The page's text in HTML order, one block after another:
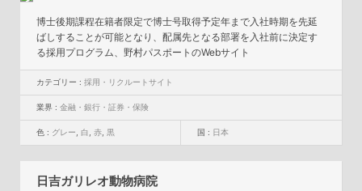
博士後期課程在籍者限定で博士号取得予定年まで入社時期を先延
ばしすることが可能となり、配属先となる部署を入社前に決定す
る採用プログラム、野村パスポートのWebサイト
カテゴリー :採用・リクルートサイト
業界 :金融・銀行・証券・保険
色 : グレー ,白 ,赤 ,黒 国 : 日本
日吉ガリレオ動物病院